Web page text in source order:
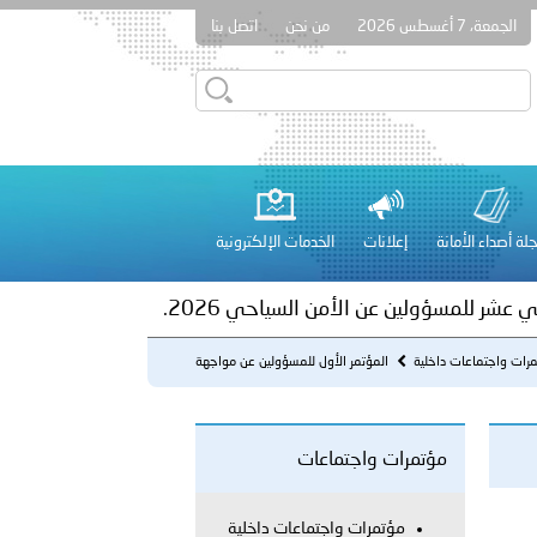
الجمعة، 7 أغسطس 2026 من نحن اتصل بنا
أصداء الأمانة إعلانات الخدمات الإلكترونية
الأميريين معالي النائب الأول لرئيس مجلس الوزراء
العام..
الأعيان المدنية في مدينة نـجران
عشر للمسؤولين عن الأمن السياحي 2026.
والكلية الدولية الجامعية للعلوم والصحة توقعان اتفاقية
واجتماعات داخلية المؤتمر الأول للمسؤولين عن مواجهة
مؤتمرات واجتماعات
مؤتمرات واجتماعات داخلية